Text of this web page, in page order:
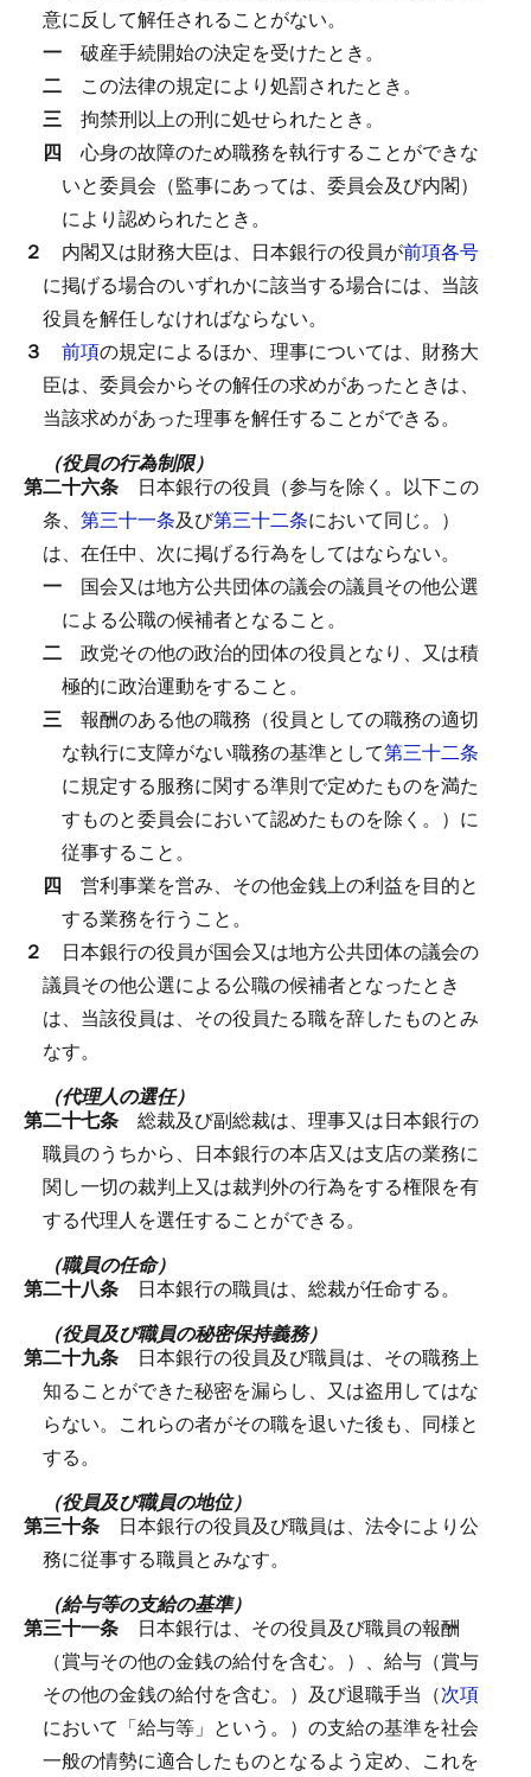
意に反して解任されることがない。
一 破産手続開始の決定を受けたとき。
二 この法律の規定により処罰されたとき。
三 拘禁刑以上の刑に処せられたとき。
四 心身の故障のため職務を執行することができな
いと委員会（監事にあっては、委員会及び内閣）
により認められたとき。
２ 内閣又は財務大臣は、日本銀行の役員が前項各号
に掲げる場合のいずれかに該当する場合には、当該
役員を解任しなければならない。
３ 前項の規定によるほか、理事については、財務大
臣は、委員会からその解任の求めがあったときは、
当該求めがあった理事を解任することができる。
（役員の行為制限）
第二十六条 日本銀行の役員（参与を除く。以下この
条、 第三十一条及び第三十二条において同じ。）
は、在任中、次に掲げる行為をしてはならない。
一 国会又は地方公共団体の議会の議員その他公選
による公職の候補者となること。
二 政党その他の政治的団体の役員となり、又は積
極的に政治運動をすること。
三 報酬のある他の職務（役員としての職務の適切
な執行に支障がない職務の基準として第三十二条
に規定する服務に関する準則で定めたものを満た
すものと委員会において認めたものを除く。）に
従事すること。
四 営利事業を営み、その他金銭上の利益を目的と
する業務を行うこと。
２ 日本銀行の役員が国会又は地方公共団体の議会の
議員その他公選による公職の候補者となったとき
は、当該役員は、その役員たる職を辞したものとみ
なす。
（代理人の選任）
第二十七条 総裁及び副総裁は、理事又は日本銀行の
職員のうちから、日本銀行の本店又は支店の業務に
関し一切の裁判上又は裁判外の行為をする権限を有
する代理人を選任することができる。
（職員の任命）
第二十八条 日本銀行の職員は、総裁が任命する。
（役員及び職員の秘密保持義務）
第二十九条 日本銀行の役員及び職員は、その職務上
知ることができた秘密を漏らし、又は盗用してはな
らない。 これらの者がその職を退いた後も、同様と
する。
（役員及び職員の地位）
第三十条 日本銀行の役員及び職員は、法令により公
務に従事する職員とみなす。
（給与等の支給の基準）
第三十一条 日本銀行は、その役員及び職員の報酬
（賞与その他の金銭の給付を含む。）、給与（賞与
その他の金銭の給付を含む。）及び退職手当（次項
において「給与等」という。）の支給の基準を社会
一般の情勢に適合したものとなるよう定め、これを